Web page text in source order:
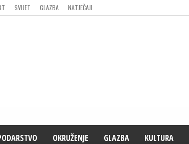
SVIJET GLAZBA
NATJEČAJI
OKRUŽENJE GLAZBA KULTURA